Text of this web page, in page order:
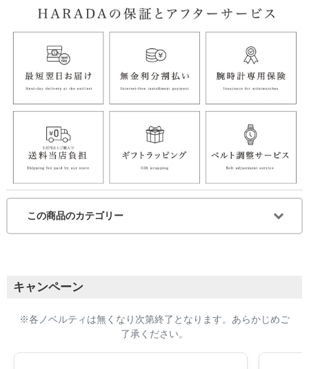
この商品のカテゴリー
キャンペーン
※各ノベルティは無くなり次第終了となります。あらかじめご
了承ください。